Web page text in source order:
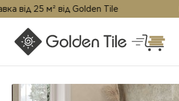
25 м² від Golden Tile